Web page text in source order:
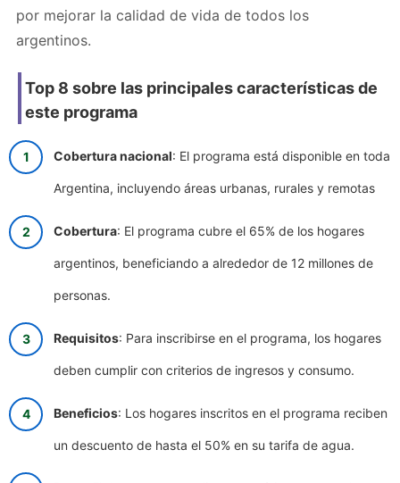
por mejorar la calidad de vida de todos los
argentinos.
Top 8 sobre las principales características de
este programa
Cobertura nacional: El programa está disponible en toda
Argentina, incluyendo áreas urbanas, rurales y remotas
Cobertura: El programa cubre el 65% de los hogares
argentinos, beneficiando a alrededor de 12 millones de
personas.
Requisitos: Para inscribirse en el programa, los hogares
deben cumplir con criterios de ingresos y consumo.
Beneficios: Los hogares inscritos en el programa reciben
un descuento de hasta el 50% en su tarifa de agua.